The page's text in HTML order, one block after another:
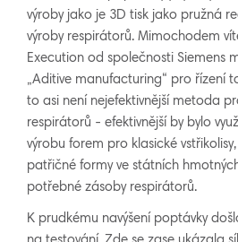
výroby jako je 3D tisk jako pružná
výroby respirátorů. Mimochodem
Execution od společnosti Siemens
„Aditive manufacturing“ pro řízení
to asi není nejefektivnější metoda
respirátorů - efektivnější by bylo
výrobu forem pro klasické
patřičné formy ve státních
potřebné zásoby respirátorů.
K prudkému navýšení poptávky